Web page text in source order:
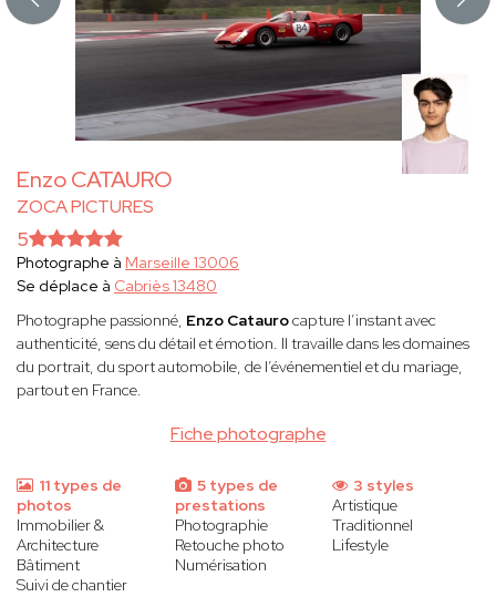
Enzo CATAURO
ZOCA PICTURES
Fiche photographe
5
Photographe à Marseille 13006
Se déplace à Cabriès 13480
Photographe passionné, Enzo Cataurocapture l’instant avec
authenticité, sens du détail et émotion. Il travaille dans les domaines
du portrait, du sport automobile, de l’événementiel et du mariage,
partout en France.
11 types de
photos
Immobilier &
Architecture
Bâtiment
Suivi de chantier
5 types de
prestations
Photographie
Retouche photo
Numérisation
3 styles
Artistique
Traditionnel
Lifestyle